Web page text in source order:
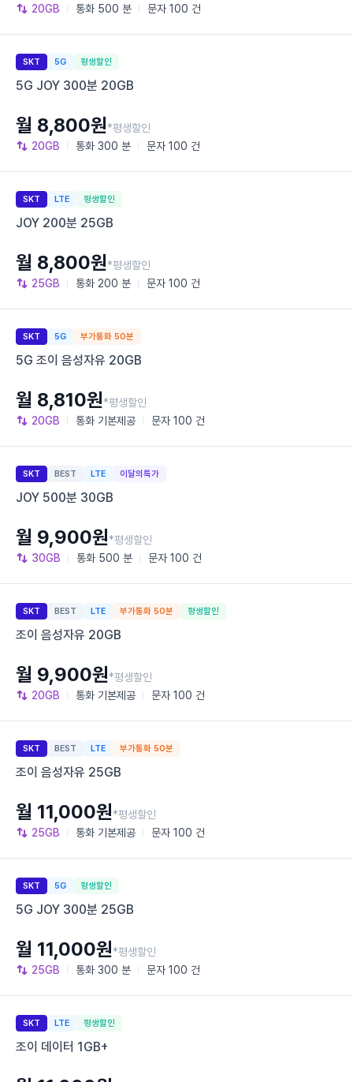
20GB 통화 500 분 문자 100 건
SKT 5G 평생할인
5G JOY 300분 20GB
20GB 통화 300 분 문자 100 건
월 8,800원*평생할인
SKT LTE 평생할인
JOY 200분 25GB
25GB 통화 200 분 문자 100 건
월 8,800원*평생할인
SKT 5G 부가통화 50분
5G 조이 음성자유 20GB
20GB 통화 기본제공 문자 100 건
월 8,810원*평생할인
SKT BEST LTE 이달의특가
JOY 500분 30GB
30GB 통화 500 분 문자 100 건
월 9,900원*평생할인
SKT BEST LTE 부가통화 50분 평생할인
조이 음성자유 20GB
20GB 통화 기본제공 문자 100 건
월 9,900원*평생할인
SKT BEST LTE 부가통화 50분
조이 음성자유 25GB
25GB 통화 기본제공 문자 100 건
월 11,000원*평생할인
SKT 5G 평생할인
5G JOY 300분 25GB
25GB 통화 300 분 문자 100 건
월 11,000원*평생할인
SKT LTE 평생할인
조이 데이터 1GB+